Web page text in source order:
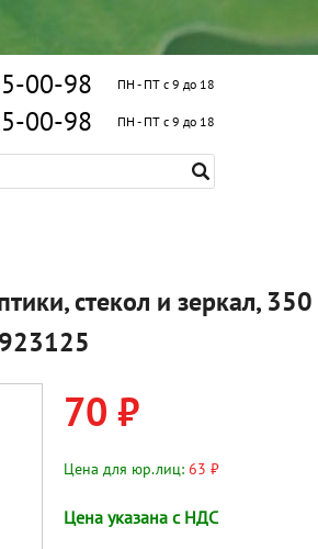
00-98 ПН - ПТ с 9 до 18
00-98 ПН - ПТ с 9 до 18
стекол и зеркал, 350
70 ₽
Цена для юр.лиц: 63 ₽
Цена указана с НДС